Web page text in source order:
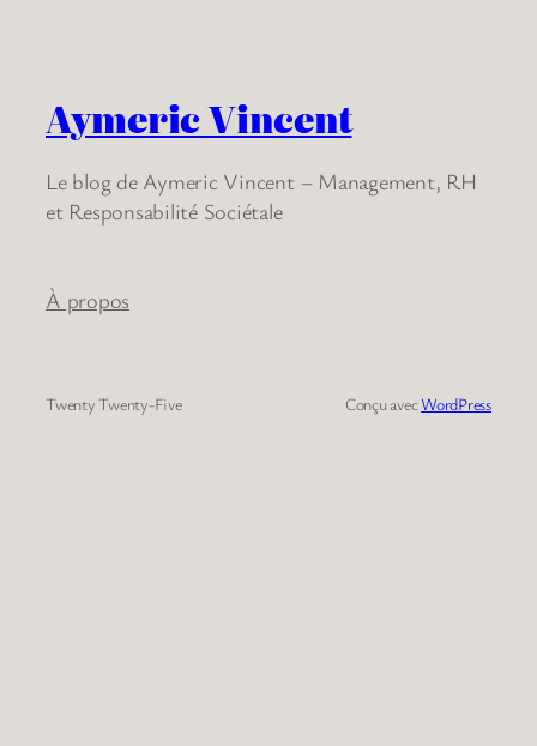
Aymeric Vincent
Le blog de Aymeric Vincent – Management, RH
et Responsabilité Sociétale
À propos
Twenty Twenty-Five Conçu avecWordPress